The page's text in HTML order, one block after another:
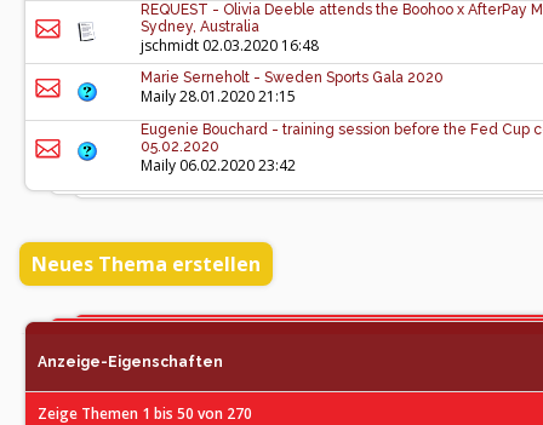
REQUEST - Olivia Deeble attends the Boohoo x AfterPay
Sydney, Australia
jschmidt 02.03.2020 16:48
Marie Serneholt - Sweden Sports Gala 2020
Maily28.01.2020 21:15
Eugenie Bouchard - training session before the Fed Cup
05.02.2020
Maily 06.02.2020 23:42
Neues Thema erstellen
Anzeige-Eigenschaften
Zeige Themen 1 bis 50 von 270